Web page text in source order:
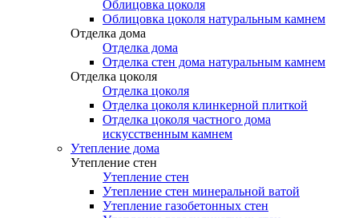
Облицовка цоколя
Облицовка цоколя натуральным камнем
Отделка дома
Отделка дома
Отделка стен дома натуральным камнем
Отделка цоколя
Отделка цоколя
Отделка цоколя клинкерной плиткой
Отделка цоколя частного дома
искусственным камнем
Утепление дома
Утепление стен
Утепление стен
Утепление стен минеральной ватой
Утепление газобетонных стен